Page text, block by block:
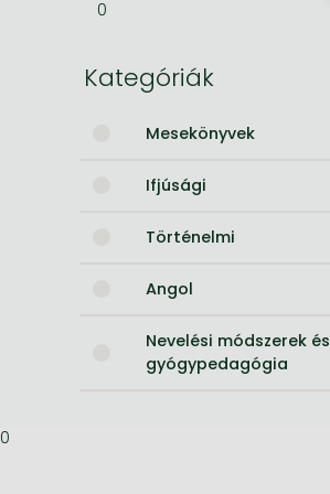
One-Punch Man manga
0
Kategóriák
Mesekönyvek
Ifjúsági
Történelmi
Angol
Nevelési módszerek és
gyógypedagógia
0